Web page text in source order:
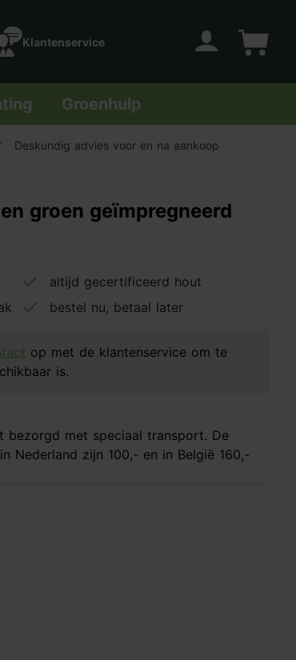
Klantenservice
Groenhulp
Deskundig advies voor en na aankoop
groen geïmpregneerd
altijd gecertificeerd hout
bestel nu, betaal later
op met de klantenservice om te
is.
bezorgd met speciaal transport. De
Nederland zijn 100,- en in België 160,-